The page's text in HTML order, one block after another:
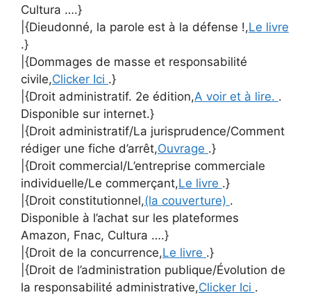
Cultura ….}
|{Dieudonné, la parole est à la défense !,Le livre
.}
|{Dommages de masse et responsabilité
civile,Clicker Ici .}
|{Droit administratif. 2e édition,A voir et à lire. .
Disponible sur internet.}
|{Droit administratif/La jurisprudence/Comment
rédiger une fiche d’arrêt,Ouvrage .}
|{Droit commercial/L’entreprise commerciale
individuelle/Le commerçant,Le livre .}
|{Droit constitutionnel,(la couverture) .
Disponible à l’achat sur les plateformes
Amazon, Fnac, Cultura ….}
|{Droit de la concurrence,Le livre .}
|{Droit de l’administration publique/Évolution de
la responsabilité administrative,Clicker Ici .